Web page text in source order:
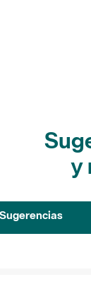
y
Sugerencias